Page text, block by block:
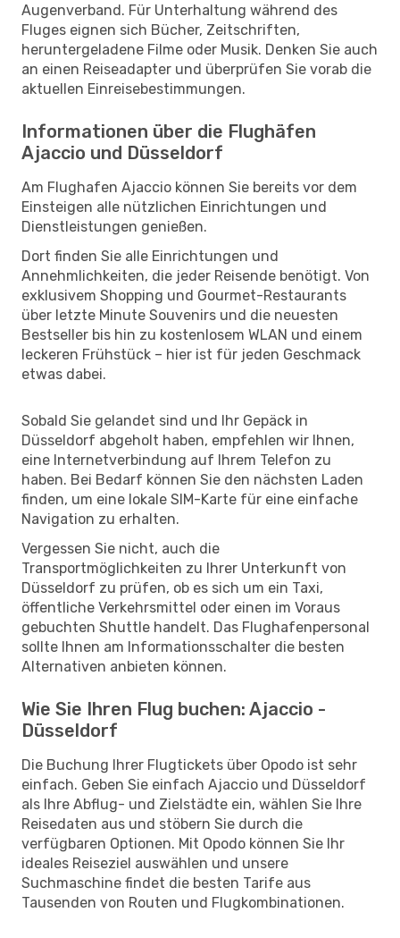
Augenverband. Für Unterhaltung während des
Fluges eignen sich Bücher, Zeitschriften,
heruntergeladene Filme oder Musik. Denken Sie auch
an einen Reiseadapter und überprüfen Sie vorab die
aktuellen Einreisebestimmungen.
Informationen über die Flughäfen
Ajaccio und Düsseldorf
Am Flughafen Ajaccio können Sie bereits vor dem
Einsteigen alle nützlichen Einrichtungen und
Dienstleistungen genießen.
Dort finden Sie alle Einrichtungen und
Annehmlichkeiten, die jeder Reisende benötigt. Von
exklusivem Shopping und Gourmet-Restaurants
über letzte Minute Souvenirs und die neuesten
Bestseller bis hin zu kostenlosem WLAN und einem
leckeren Frühstück – hier ist für jeden Geschmack
etwas dabei.
Sobald Sie gelandet sind und Ihr Gepäck in
Düsseldorf abgeholt haben, empfehlen wir Ihnen,
eine Internetverbindung auf Ihrem Telefon zu
haben. Bei Bedarf können Sie den nächsten Laden
finden, um eine lokale SIM-Karte für eine einfache
Navigation zu erhalten.
Vergessen Sie nicht, auch die
Transportmöglichkeiten zu Ihrer Unterkunft von
Düsseldorf zu prüfen, ob es sich um ein Taxi,
öffentliche Verkehrsmittel oder einen im Voraus
gebuchten Shuttle handelt. Das Flughafenpersonal
sollte Ihnen am Informationsschalter die besten
Alternativen anbieten können.
Wie Sie Ihren Flug buchen: Ajaccio -
Düsseldorf
Die Buchung Ihrer Flugtickets über Opodo ist sehr
einfach. Geben Sie einfach Ajaccio und Düsseldorf
als Ihre Abflug- und Zielstädte ein, wählen Sie Ihre
Reisedaten aus und stöbern Sie durch die
verfügbaren Optionen. Mit Opodo können Sie Ihr
ideales Reiseziel auswählen und unsere
Suchmaschine findet die besten Tarife aus
Tausenden von Routen und Flugkombinationen.